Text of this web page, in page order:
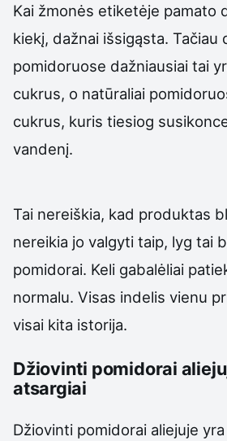
Kai žmonės etiketėje pamato
kiekį, dažnai išsigąsta. Tačiau
pomidoruose dažniausiai tai
cukrus, o natūraliai
cukrus, kuris tiesiog
vandenį.
Tai nereiškia, kad produktas
nereikia jo valgyti taip, lyg tai
pomidorai. Keli gabalėliai
normalu. Visas indelis vienu
visai kita istorija.
Džiovinti pomidorai
atsargiai
Džiovinti pomidorai aliejuje